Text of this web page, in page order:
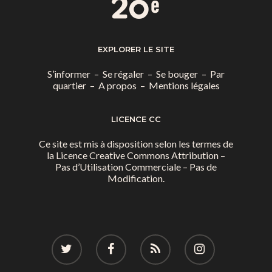
EXPLORER LE SITE
S’informer – Se régaler – Se bouger – Par
quartier– A propos – Mentions légales
LICENCE CC
Ce site est mis à disposition selon les termes de
la Licence Creative Commons Attribution –
Pas d’Utilisation Commerciale – Pas de
Modification.